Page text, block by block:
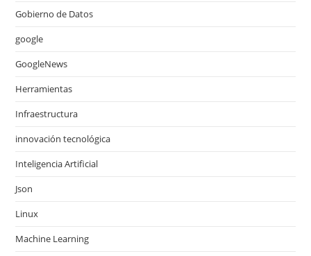
Gobierno de Datos
google
GoogleNews
Herramientas
Infraestructura
innovación tecnológica
Inteligencia Artificial
Json
Linux
Machine Learning